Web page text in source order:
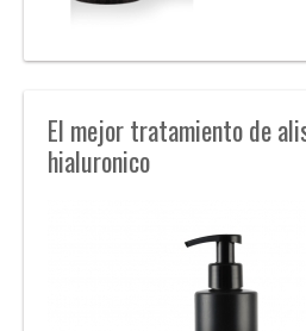
El mejor tratamiento de
hialuronico